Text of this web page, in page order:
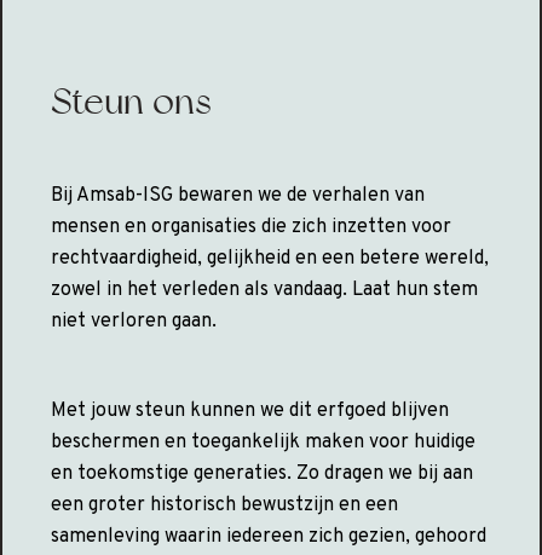
Steun ons
Bij Amsab-ISG bewaren we de verhalen van
mensen en organisaties die zich inzetten voor
rechtvaardigheid, gelijkheid en een betere wereld,
zowel in het verleden als vandaag. Laat hun stem
niet verloren gaan.
Met jouw steun kunnen we dit erfgoed blijven
beschermen en toegankelijk maken voor huidige
en toekomstige generaties. Zo dragen we bij aan
een groter historisch bewustzijn en een
samenleving waarin iedereen zich gezien, gehoord